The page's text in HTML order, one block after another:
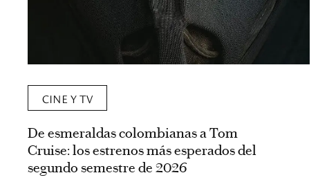
CINE Y TV
De esmeraldas colombianas a Tom
Cruise: los estrenos más esperados del
segundo semestre de 2026